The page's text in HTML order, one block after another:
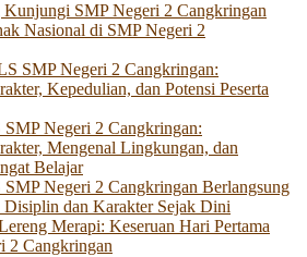
Kunjungi SMP Negeri 2 Cangkringan
Nasional di SMP Negeri 2
SMP Negeri 2 Cangkringan:
Kepedulian, dan Potensi Peserta
Negeri 2 Cangkringan:
Mengenal Lingkungan, dan
Belajar
Negeri 2 Cangkringan Berlangsung
Disiplin dan Karakter Sejak Dini
Merapi: Keseruan Hari Pertama
2 Cangkringan